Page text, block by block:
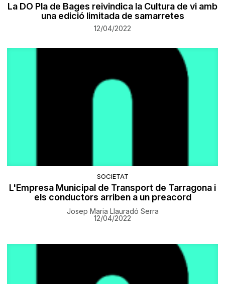
La DO Pla de Bages reivindica la Cultura de vi amb
una edició limitada de samarretes
12/04/2022
SOCIETAT
L'Empresa Municipal de Transport de Tarragona i
els conductors arriben a un preacord
Josep Maria Llauradó Serra
12/04/2022